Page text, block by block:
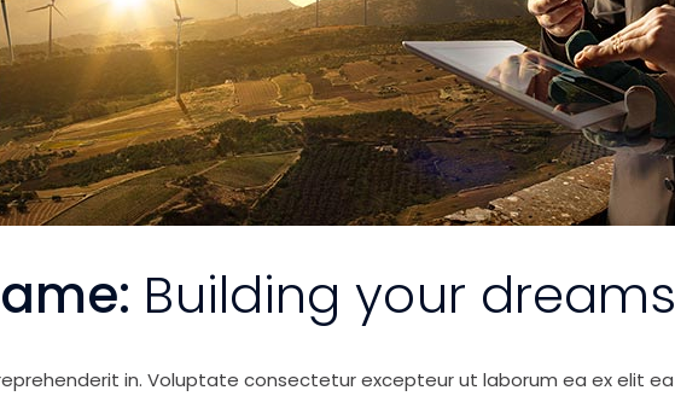
Building your dreams
in. Voluptate consectetur excepteur ut laborum ea ex elit ea